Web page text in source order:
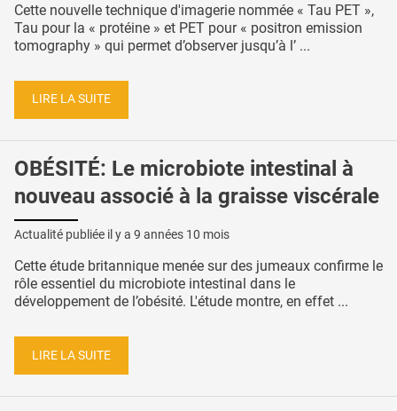
Cette nouvelle technique d'imagerie nommée « Tau PET »,
Tau pour la « protéine » et PET pour « positron emission
tomography » qui permet d’observer jusqu’à l’ ...
LIRE LA SUITE
OBÉSITÉ: Le microbiote intestinal à
nouveau associé à la graisse viscérale
Actualité publiée il y a 9 années 10 mois
Cette étude britannique menée sur des jumeaux confirme le
rôle essentiel du microbiote intestinal dans le
développement de l’obésité. L'étude montre, en effet ...
LIRE LA SUITE